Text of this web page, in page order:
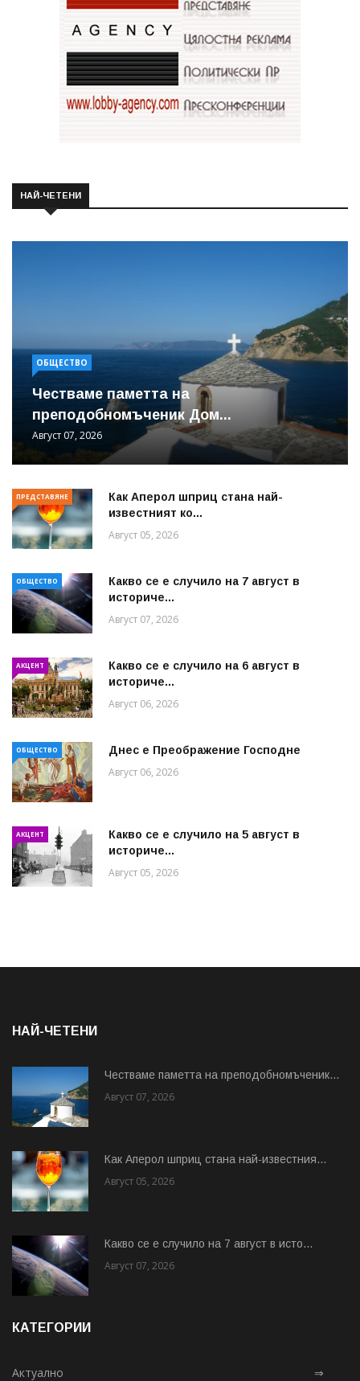
НАЙ-ЧЕТЕНИ
ОБЩЕСТВО
Честваме паметта на
преподобномъченик Дом...
Август 07, 2026
ПРЕДСТАВЯНЕ
Как Аперол шприц стана най-
известният ко...
Август 05, 2026
ОБЩЕСТВО
Какво се е случило на 7 август в
историче...
Август 07, 2026
АКЦЕНТ
Какво се е случило на 6 август в
историче...
Август 06, 2026
ОБЩЕСТВО Днес е Преображение Господне
Август 06, 2026
АКЦЕНТ
Какво се е случило на 5 август в
историче...
Август 05, 2026
НАЙ-ЧЕТЕНИ
Честваме паметта на преподобномъченик...
Август 07, 2026
Как Аперол шприц стана най-известния...
Август 05, 2026
Какво се е случило на 7 август в исто...
Август 07, 2026
КАТЕГОРИИ
Актуално ⇒